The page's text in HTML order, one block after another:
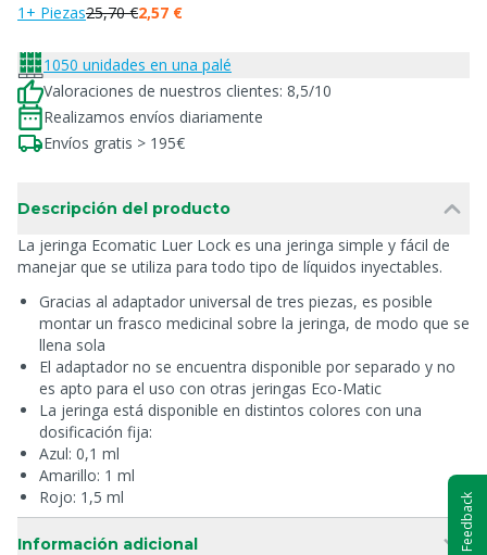
1+ Piezas25,70 €2,57 €
1050 unidades en una palé
Valoraciones de nuestros clientes: 8,5/10
Realizamos envíos diariamente
Envíos gratis > 195€
Descripción del producto
La jeringa Ecomatic Luer Lock es una jeringa simple y fácil de
manejar que se utiliza para todo tipo de líquidos inyectables.
Gracias al adaptador universal de tres piezas, es posible
montar un frasco medicinal sobre la jeringa, de modo que se
llena sola
El adaptador no se encuentra disponible por separado y no
es apto para el uso con otras jeringas Eco-Matic
La jeringa está disponible en distintos colores con una
dosificación fija:
Azul: 0,1 ml
Amarillo: 1 ml
Rojo: 1,5 ml
Información adicional Feedback